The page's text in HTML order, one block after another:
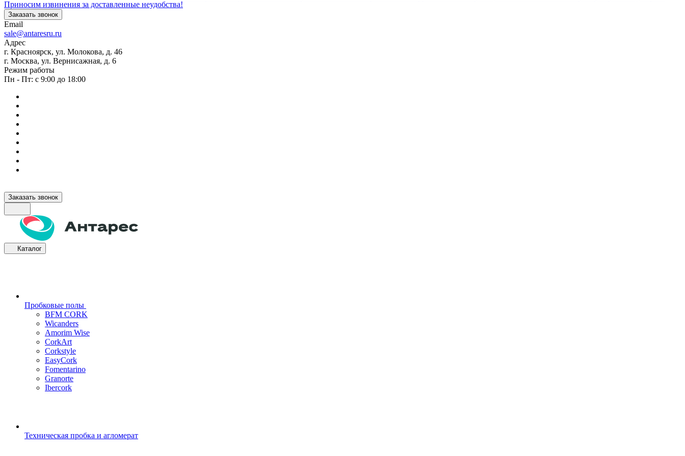
Приносим извинения за доставленные неудобства!
Заказать звонок
Email
sale@antaresru.ru
Адрес
г. Красноярск, ул. Молокова, д. 46
г. Москва, ул. Вернисажная, д. 6
Режим работы
Пн - Пт: с 9:00 до 18:00
Заказать звонок
Каталог
Пробковые полы
BFM CORK
Wicanders
Amorim Wise
CorkArt
Corkstyle
EasyCork
Fomentarino
Granorte
Ibercork
Техническая пробка и агломерат